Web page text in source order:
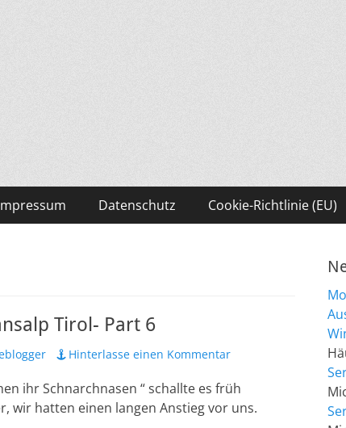
Datenschutz Cookie-Richtlinie (EU)
Tirol- Part 6
Hinterlasse einen Kommentar
ihr Schnarchnasen “ schallte es früh
wir hatten einen langen Anstieg vor uns.